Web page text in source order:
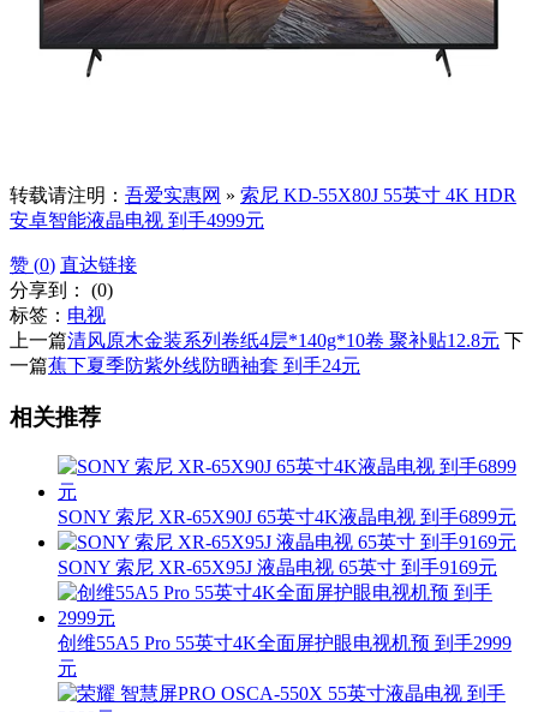
转载请注明： 吾爱实惠网 » 索尼 KD-55X80J 55英寸 4K HDR
安卓智能液晶电视 到手4999元
赞 (0) 直达链接
分享到： (0)
标签： 电视
上一篇清风原木金装系列卷纸4层*140g*10卷 聚补贴12.8元 下
一篇蕉下夏季防紫外线防晒袖套 到手24元
相关推荐
SONY 索尼 XR-65X90J 65英寸4K液晶电视 到手6899元
SONY 索尼 XR-65X95J 液晶电视 65英寸 到手9169元
创维55A5 Pro 55英寸4K全面屏护眼电视机预 到手2999
元